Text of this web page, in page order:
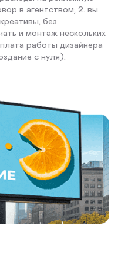
в агентством; 2. вы
без
и монтаж нескольких
работы дизайнера
с нуля).